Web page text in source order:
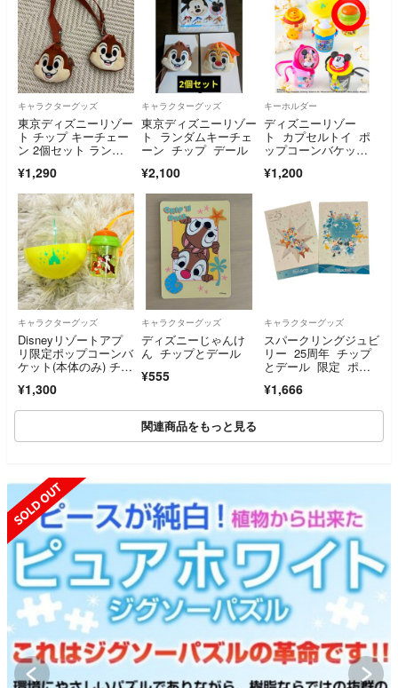
キャラクターグッズ
東京ディズニーリゾー
ト チップ キーチェー
ン 2個セット ランダ
¥1,290
キャラクターグッズ
東京ディズニーリゾー
ト ランダムキーチェ
ーン チップ デール
¥2,100
キーホルダー
ディズニーリゾー
ト カプセルトイ ポ
ップコーンバケッ
¥1,200
キャラクターグッズ
Disneyリゾートアプ
リ限定ポップコーンバ
ケット(本体のみ) チッ
¥1,300
キャラクターグッズ
ディズニーじゃんけ
ん チップとデール
¥555
キャラクターグッズ
スパークリングジュビ
リー 25周年 チップ
とデール 限定 ポス
¥1,666
関連商品をもっと見る
SOLD OUT